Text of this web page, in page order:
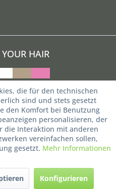
HAIR
die für den technischen
sind und stets gesetzt
den Komfort bei Benutzung
personalisieren, der
die Interaktion mit anderen
vereinfachen sollen,
gesetzt. Mehr Informationen
Konfigurieren